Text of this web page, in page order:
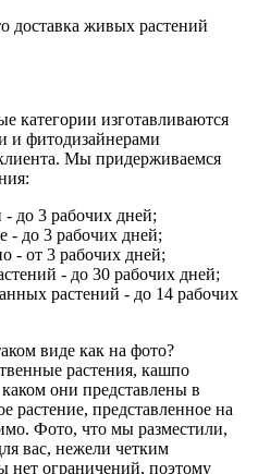
доставка живых растений
категории изготавливаются
фитодизайнерами
Мы придерживаемся
до 3 рабочих дней;
- до 3 рабочих дней;
- от 3 рабочих дней;
- до 30 рабочих дней;
растений - до 14 рабочих
виде как на фото?
растения, кашпо
они представлены в
растение, представленное на
Фото, что мы разместили,
вас, нежели четким
нет ограничений, поэтому